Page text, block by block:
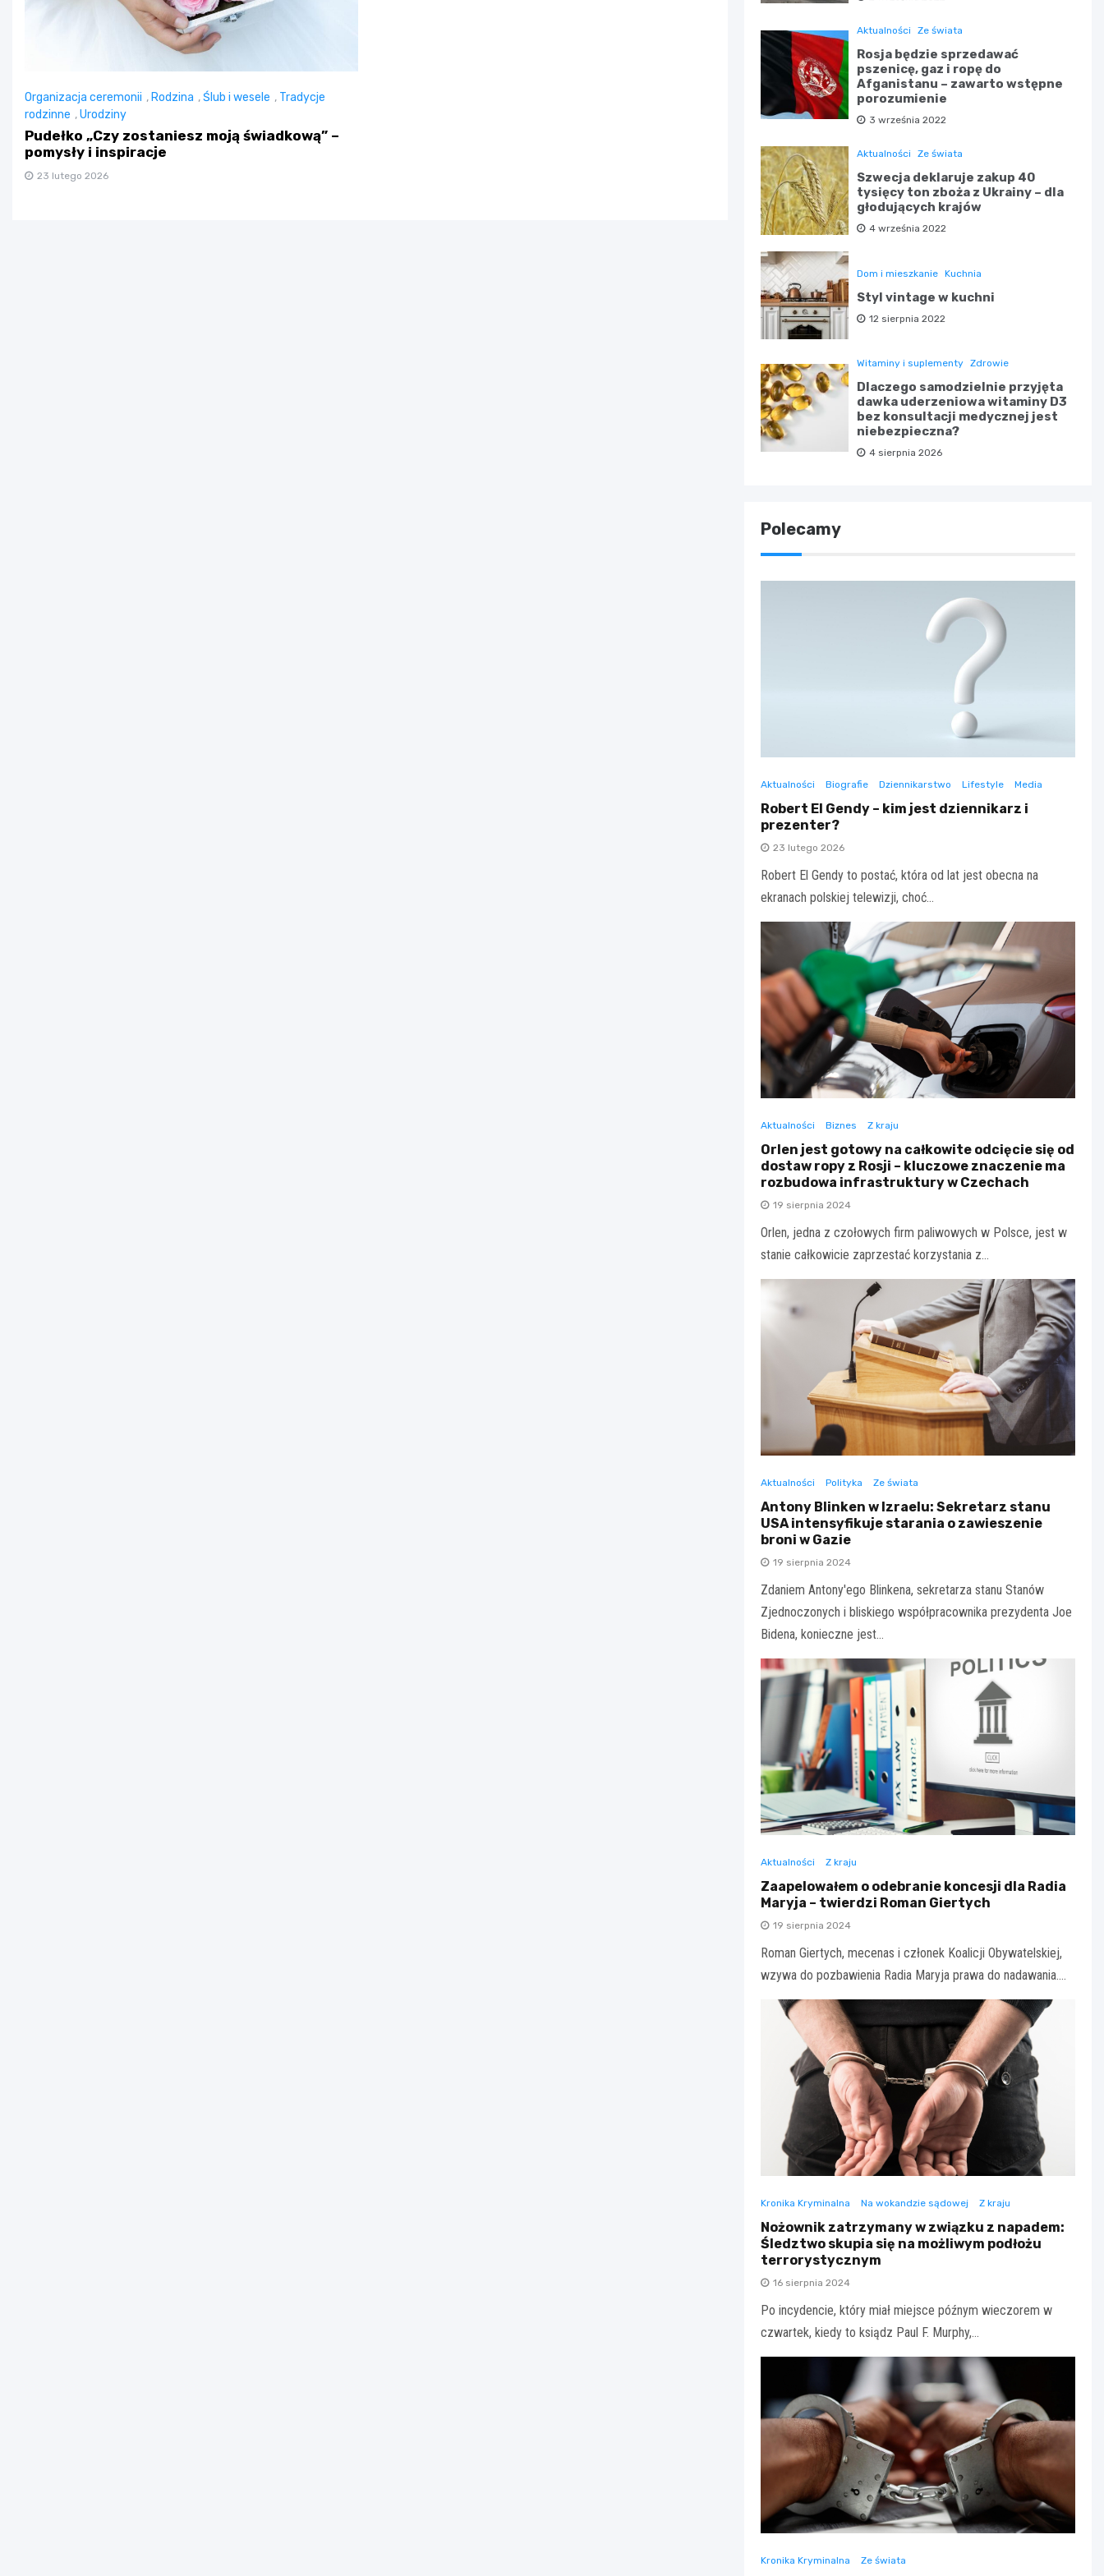
Organizacja ceremonii , Rodzina ,Ślub i wesele , Tradycje
rodzinne ,Urodziny
Pudełko „Czy zostaniesz moją świadkową” –
pomysły i inspiracje
23 lutego 2026
Aktualności Ze świata
Rosja będzie sprzedawać
pszenicę, gaz i ropę do
Afganistanu – zawarto wstępne
porozumienie
3 września 2022
Aktualności Ze świata
Szwecja deklaruje zakup 40
tysięcy ton zboża z Ukrainy – dla
głodujących krajów
4 września 2022
Dom i mieszkanie Kuchnia
Styl vintage w kuchni
12 sierpnia 2022
Witaminy i suplementy Zdrowie
Dlaczego samodzielnie przyjęta
dawka uderzeniowa witaminy D3
bez konsultacji medycznej jest
niebezpieczna?
4 sierpnia 2026
Polecamy
Aktualności Biografie Dziennikarstwo Lifestyle Media
Robert El Gendy – kim jest dziennikarz i
prezenter?
23 lutego 2026
Robert El Gendy to postać, która od lat jest obecna na
ekranach polskiej telewizji, choć…
Aktualności Biznes Z kraju
Orlen jest gotowy na całkowite odcięcie się od
dostaw ropy z Rosji – kluczowe znaczenie ma
rozbudowa infrastruktury w Czechach
19 sierpnia 2024
Orlen, jedna z czołowych firm paliwowych w Polsce, jest w
stanie całkowicie zaprzestać korzystania z…
Aktualności Polityka Ze świata
Antony Blinken w Izraelu: Sekretarz stanu
USA intensyfikuje starania o zawieszenie
broni w Gazie
19 sierpnia 2024
Zdaniem Antony'ego Blinkena, sekretarza stanu Stanów
Zjednoczonych i bliskiego współpracownika prezydenta Joe
Bidena, konieczne jest…
Aktualności Z kraju
Zaapelowałem o odebranie koncesji dla Radia
Maryja – twierdzi Roman Giertych
19 sierpnia 2024
Roman Giertych, mecenas i członek Koalicji Obywatelskiej,
wzywa do pozbawienia Radia Maryja prawa do nadawania.…
Kronika Kryminalna Na wokandzie sądowej Z kraju
Nożownik zatrzymany w związku z napadem:
Śledztwo skupia się na możliwym podłożu
terrorystycznym
16 sierpnia 2024
Po incydencie, który miał miejsce późnym wieczorem w
czwartek, kiedy to ksiądz Paul F. Murphy,…
Kronika Kryminalna Ze świata